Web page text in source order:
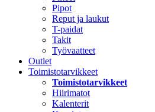
Pipot
Reput ja laukut
T-paidat
Takit
Työvaatteet
Outlet
Toimistotarvikkeet
Toimistotarvikkeet
Hiirimatot
Kalenterit